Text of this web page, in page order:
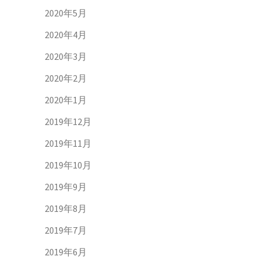
2020年5月
2020年4月
2020年3月
2020年2月
2020年1月
2019年12月
2019年11月
2019年10月
2019年9月
2019年8月
2019年7月
2019年6月